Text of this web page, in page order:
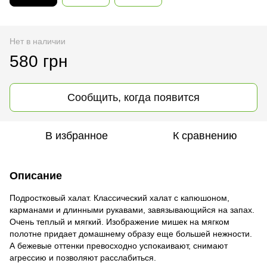
Нет в наличии
580 грн
Сообщить, когда появится
В избранное К сравнению
Описание
Подростковый халат. Классический халат с капюшоном,
карманами и длинными рукавами, завязывающийся на запах.
Очень теплый и мягкий. Изображение мишек на мягком
полотне придает домашнему образу еще большей нежности.
А бежевые оттенки превосходно успокаивают, снимают
агрессию и позволяют расслабиться.